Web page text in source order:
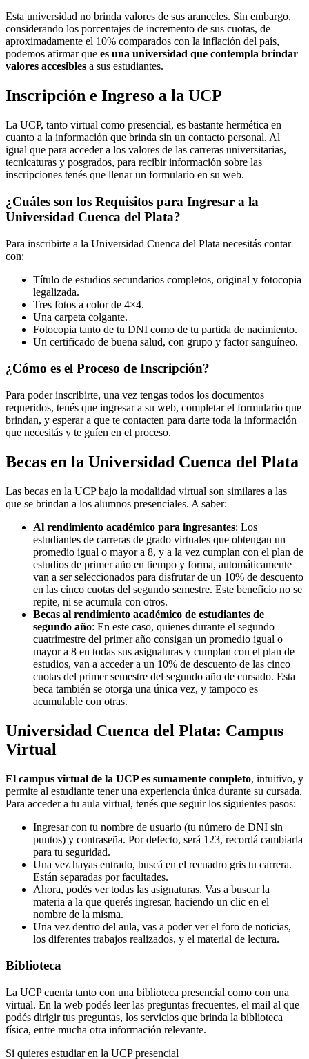
Esta universidad no brinda valores de sus aranceles. Sin embargo,
considerando los porcentajes de incremento de sus cuotas, de
aproximadamente el 10% comparados con la inflación del país,
podemos afirmar que es una universidad que contempla brindar
valores accesibles a sus estudiantes.
Inscripción e Ingreso a la UCP
La UCP, tanto virtual como presencial, es bastante hermética en
cuanto a la información que brinda sin un contacto personal. Al
igual que para acceder a los valores de las carreras universitarias,
tecnicaturas y posgrados, para recibir información sobre las
inscripciones tenés que llenar un formulario en su web.
¿Cuáles son los Requisitos para Ingresar a la
Universidad Cuenca del Plata?
Para inscribirte a la Universidad Cuenca del Plata necesitás contar
con:
Título de estudios secundarios completos, original y fotocopia
legalizada.
Tres fotos a color de 4×4.
Una carpeta colgante.
Fotocopia tanto de tu DNI como de tu partida de nacimiento.
Un certificado de buena salud, con grupo y factor sanguíneo.
¿Cómo es el Proceso de Inscripción?
Para poder inscribirte, una vez tengas todos los documentos
requeridos, tenés que ingresar a su web, completar el formulario que
brindan, y esperar a que te contacten para darte toda la información
que necesitás y te guíen en el proceso.
Becas en la Universidad Cuenca del Plata
Las becas en la UCP bajo la modalidad virtual son similares a las
que se brindan a los alumnos presenciales. A saber:
Al rendimiento académico para ingresantes: Los
estudiantes de carreras de grado virtuales que obtengan un
promedio igual o mayor a 8, y a la vez cumplan con el plan de
estudios de primer año en tiempo y forma, automáticamente
van a ser seleccionados para disfrutar de un 10% de descuento
en las cinco cuotas del segundo semestre. Este beneficio no se
repite, ni se acumula con otros.
Becas al rendimiento académico de estudiantes de
segundo año: En este caso, quienes durante el segundo
cuatrimestre del primer año consigan un promedio igual o
mayor a 8 en todas sus asignaturas y cumplan con el plan de
estudios, van a acceder a un 10% de descuento de las cinco
cuotas del primer semestre del segundo año de cursado. Esta
beca también se otorga una única vez, y tampoco es
acumulable con otras.
Universidad Cuenca del Plata: Campus
Virtual
El campus virtual de la UCP es sumamente completo, intuitivo, y
permite al estudiante tener una experiencia única durante su cursada.
Para acceder a tu aula virtual, tenés que seguir los siguientes pasos:
Ingresar con tu nombre de usuario (tu número de DNI sin
puntos) y contraseña. Por defecto, será 123, recordá cambiarla
para tu seguridad.
Una vez hayas entrado, buscá en el recuadro gris tu carrera.
Están separadas por facultades.
Ahora, podés ver todas las asignaturas. Vas a buscar la
materia a la que querés ingresar, haciendo un clic en el
nombre de la misma.
Una vez dentro del aula, vas a poder ver el foro de noticias,
los diferentes trabajos realizados, y el material de lectura.
Biblioteca
La UCP cuenta tanto con una biblioteca presencial como con una
virtual. En la web podés leer las preguntas frecuentes, el mail al que
podés dirigir tus preguntas, los servicios que brinda la biblioteca
física, entre mucha otra información relevante.
Si quieres estudiar en la UCP presencial